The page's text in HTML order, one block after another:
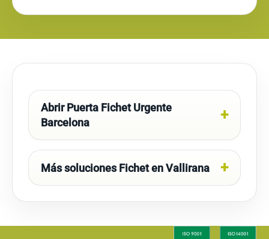
Abrir Puerta Fichet Urgente
Barcelona
Más soluciones Fichet en Vallirana